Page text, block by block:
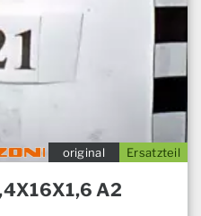
Ersatzteil
original
A2